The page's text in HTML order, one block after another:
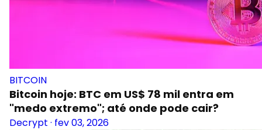
BITCOIN
Bitcoin hoje: BTC em US$ 78 mil entra em
"medo extremo"; até onde pode cair?
Decrypt · fev 03, 2026